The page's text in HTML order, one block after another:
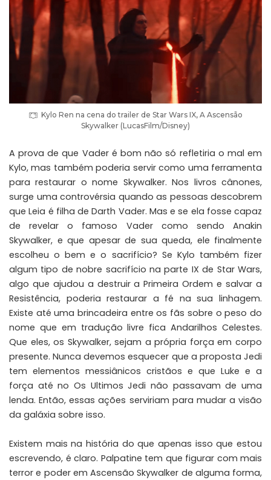
Kylo Ren na cena do trailer de Star Wars IX, A Ascensão
Skywalker (LucasFilm/Disney)
A prova de que Vader é bom não só refletiria o mal em
Kylo, mas também poderia servir como uma ferramenta
para restaurar o nome Skywalker. Nos livros cânones,
surge uma controvérsia quando as pessoas descobrem
que Leia é filha de Darth Vader. Mas e se ela fosse capaz
de revelar o famoso Vader como sendo Anakin
Skywalker, e que apesar de sua queda, ele finalmente
escolheu o bem e o sacrifício? Se Kylo também fizer
algum tipo de nobre sacrifício na parte IX de Star Wars,
algo que ajudou a destruir a Primeira Ordem e salvar a
Resistência, poderia restaurar a fé na sua linhagem.
Existe até uma brincadeira entre os fãs sobre o peso do
nome que em tradução livre fica Andarilhos Celestes.
Que eles, os Skywalker, sejam a própria força em corpo
presente. Nunca devemos esquecer que a proposta Jedi
tem elementos messiânicos cristãos e que Luke e a
força até no Os Ultimos Jedi não passavam de uma
lenda. Então, essas ações serviriam para mudar a visão
da galáxia sobre isso.
Existem mais na história do que apenas isso que estou
escrevendo, é claro. Palpatine tem que figurar com mais
terror e poder em Ascensão Skywalker de alguma forma,